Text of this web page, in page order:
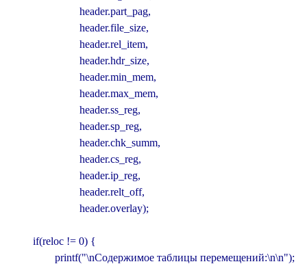
                         header.part_pag,
                         header.file_size,
                         header.rel_item,
                         header.hdr_size,
                         header.min_mem,
                         header.max_mem,
                         header.ss_reg,
                         header.sp_reg,
                         header.chk_summ,
                         header.cs_reg,
                         header.ip_reg,
                         header.relt_off,
                         header.overlay);
        if(reloc != 0) {
                printf("\nСодержимое таблицы перемещений:\n\n");